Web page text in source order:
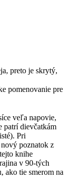
preto je skrytý,
pomenovanie pre
veľa napovie,
patrí dievčatkám
Pri
poznatok z
knihe
v 90-tých
ako tie smerom na